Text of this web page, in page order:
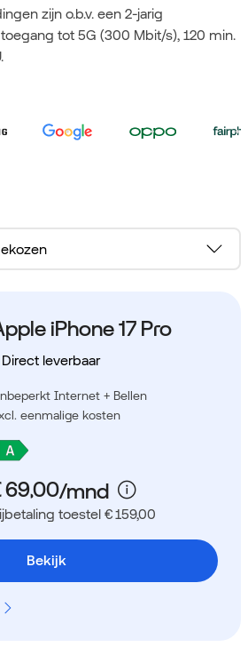
zijn o.b.v. een 2-jarig
tot 5G (300 Mbit/s), 120 min.
iPhone 17 Pro
Direct leverbaar
Internet + Bellen
eenmalige kosten
toestel € 159,00
Bekijk